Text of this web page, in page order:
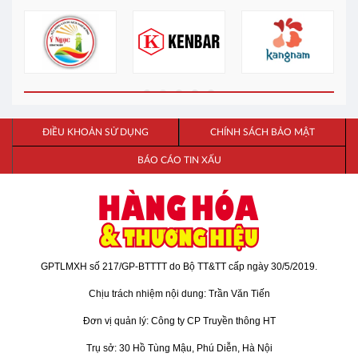
ĐIỀU KHOẢN SỬ DỤNG CHÍNH SÁCH BẢO MẬT
BÁO CÁO TIN XẤU
GPTLMXH số 217/GP-BTTTT do Bộ TT&TT cấp ngày 30/5/2019.
Chịu trách nhiệm nội dung: Trần Văn Tiến
Đơn vị quản lý: Công ty CP Truyền thông HT
Trụ sở: 30 Hồ Tùng Mậu, Phú Diễn, Hà Nội